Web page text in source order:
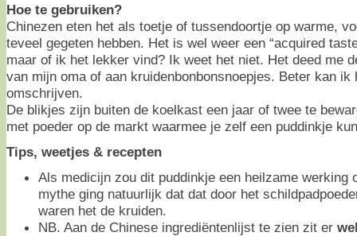
Hoe te gebruiken?
Chinezen eten het als toetje of tussendoortje op warme,
teveel gegeten hebben. Het is wel weer een “acquired
maar of ik het lekker vind? Ik weet het niet. Het deed me
van mijn oma of aan kruidenbonbonsnoepjes. Beter kan ik
omschrijven.
De blikjes zijn buiten de koelkast een jaar of twee te
met poeder op de markt waarmee je zelf een puddinkje
Tips, weetjes & recepten
Als medicijn zou dit puddinkje een heilzame werking
mythe ging natuurlijk dat dat door het
waren het de kruiden.
NB. Aan de Chinese ingrediëntenlijst te zien zit er